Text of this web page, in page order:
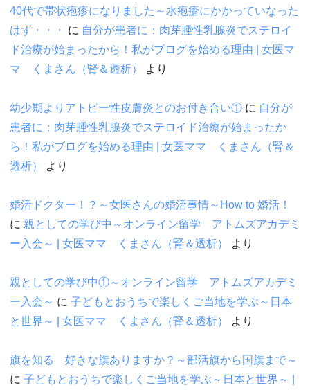
40代で帯状疱疹になりました～水疱瘡にかかっていなった
はず・・・
に 自分が患者に：肉芽腫性乳腺炎でステロイ
ド治療が始まったから！私がブログを始める理由 | 女医マ
マ くまさん（腎＆透析）
より
幼少期よりアトピー性皮膚炎とのお付き合い① に 自分が
患者に：肉芽腫性乳腺炎でステロイド治療が始まったか
ら！私がブログを始める理由 | 女医ママ くまさん（腎＆
透析）
より
婚活ドクター！？～女医さんの婚活事情～How to 婚活！
に 親としての学び中～オンライン留学 アトムズアカデミ
ー入会～ | 女医ママ くまさん（腎＆透析）
より
親としての学び中①～オンライン留学 アトムズアカデミ
ー入会～ に 子どもとおうちで楽しくご当地を学ぶ～日本
と世界～ | 女医ママ くまさん（腎＆透析）
より
旗を知る 好きな旗ありますか？～部活旗から国旗まで～
に 子どもとおうちで楽しくご当地を学ぶ～日本と世界～ |